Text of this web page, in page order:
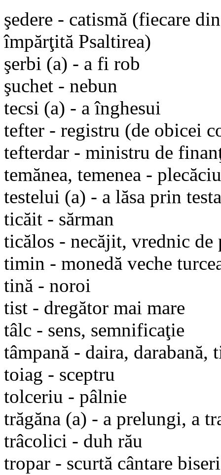
şedere - catismă (fiecare
împărţită Psaltirea)
şerbi (a) - a fi rob
şuchet - nebun
tecsi (a) - a înghesui
tefter - registru (de obicei
tefterdar - ministru de
temănea, temenea -
testelui (a) - a lăsa prin
ticăit - sărman
ticălos - necăjit, vrednic de
timin - monedă veche
tină - noroi
tist - dregător mai mare
tâlc - sens, semnificaţie
tâmpană - daira, darabană,
toiag - sceptru
tolceriu - pâlnie
trăgăna (a) - a prelungi, a
trâcolici - duh rău
tropar - scurtă cântare